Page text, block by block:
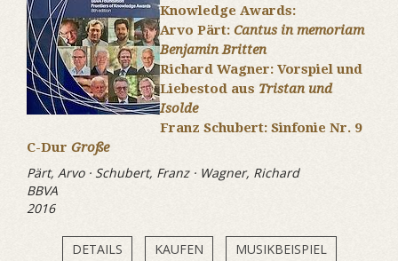
Knowledge Awards:
Arvo Pärt: Cantus in memoriam
Benjamin Britten
Richard Wagner: Vorspiel und
Liebestod aus Tristan und
Isolde
Franz Schubert: Sinfonie Nr. 9
C-Dur Große
Pärt, Arvo · Schubert, Franz · Wagner, Richard
BBVA
2016
DETAILS KAUFEN MUSIKBEISPIEL